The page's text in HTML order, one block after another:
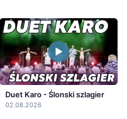
Duet Karo - Ślonski szlagier
02.08.2026